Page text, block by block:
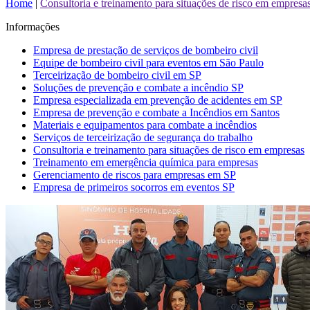
Home
Consultoria e treinamento para situações de risco em
Informações
Empresa de prestação de serviços de bombeiro civil
Equipe de bombeiro civil para eventos em São Paulo
Terceirização de bombeiro civil em SP
Soluções de prevenção e combate a incêndio SP
Empresa especializada em prevenção de acidentes em SP
Empresa de prevenção e combate a Incêndios em Santos
Materiais e equipamentos para combate a incêndios
Serviços de terceirização de segurança do trabalho
Consultoria e treinamento para situações de risco em empresas
Treinamento em emergência química para empresas
Gerenciamento de riscos para empresas em SP
Empresa de primeiros socorros em eventos SP